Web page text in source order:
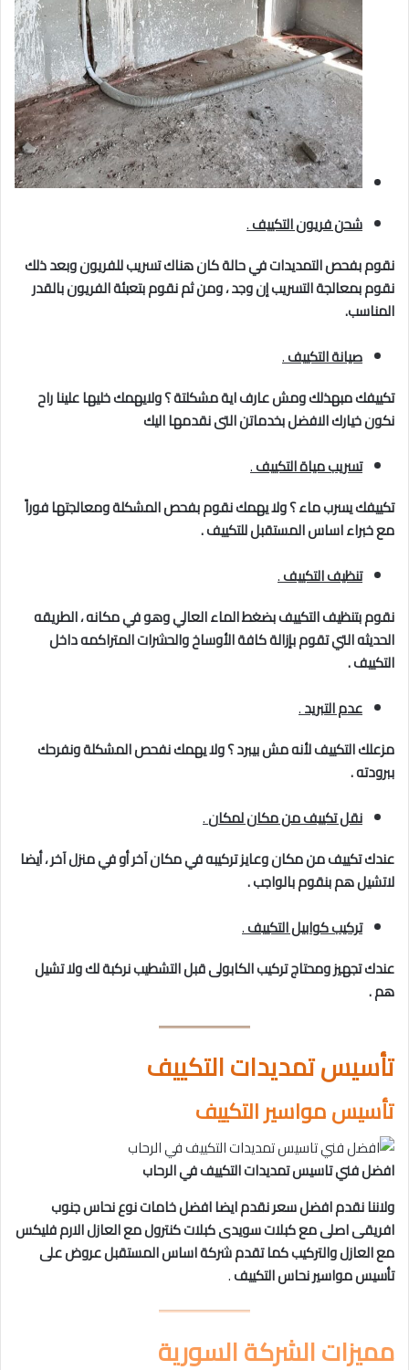
شحن فريون التكييف.
نقوم بفحص التمديدات في حالة كان هناك تسريب للفريون وبعد ذلك
نقوم بمعالجة التسريب إن وجد ، ومن ثم نقوم بتعبئة الفريون بالقدر
المناسب.
صيانة التكييف.
تكييفك مبهذلك ومش عارف اية مشكلتة ؟ ولايهمك خليها علينا راح
نكون خيارك الافضل بخدماتن التى نقدمها اليك
تسريب مياة التكييف.
تكييفك يسرب ماء ؟ ولا يهمك نقوم بفحص المشكلة ومعالجتها فوراً
مع خبراء اساس المستقبل للتكييف .
تنظيف التكييف.
نقوم بتنظيف التكييف بضغط الماء العالي وهو في مكانه ، الطريقه
الحديثه التي تقوم بإزالة كافة الأوساخ والحشرات المتراكمه داخل
التكييف .
عدم التبريد.
مزعلك التكييف لأنه مش بيبرد ؟ ولا يهمك نفحص المشكلة ونفرحك
ببرودته .
نقل تكييف من مكان لمكان.
عندك تكييف من مكان وعايز تركيبه في مكان آخر أو في منزل آخر ، أيضا
لاتشيل هم بنقوم بالواجب .
تركيب كوابيل التكييف.
عندك تجهيز ومحتاج تركيب الكابولى قبل التشطيب نركبة لك ولا تشيل
هم .
تأسيس تمديدات التكييف
تأسيس مواسير التكييف
افضل فني تاسيس تمديدات التكييف في الرحاب
ولاننا نقدم افضل سعر نقدم ايضا افضل خامات نوع نحاس جنوب
افريقى اصلى مع كبلات سويدى كبلات كنترول مع العازل الارم فليكس
مع العازل والتركيب كما تقدم شركة اساس المستقبل عروض على
تأسيس مواسير نحاس التكييف.
مميزات الشركة السورية